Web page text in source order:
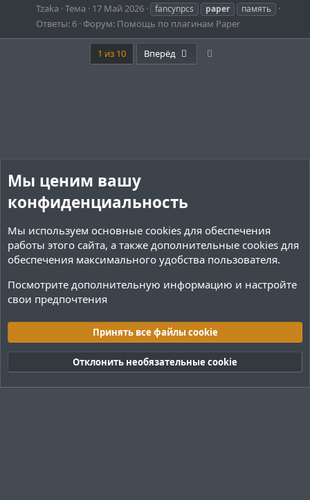
Tzaka Тема 17 Май 2026 fancynpcs paper память
Ответы: 6 Форум: Помощь по плагинам Paper
1 из 10 Вперёд
Cookies Тёмная (2020)
Русский (RU)
Обратная связь
Условия и правила
Политика конфиденциальности
Помощь
R
Мы ценим вашу
конфиденциальность
Мы используем основные cookies для обеспечения
работы этого сайта, а также дополнительные cookies для
обеспечения максимального удобства пользователя.
Посмотрите дополнительную информацию и настройте
свои предпочтения
Принять все файлы cookie
Отклонить необязательные cookie